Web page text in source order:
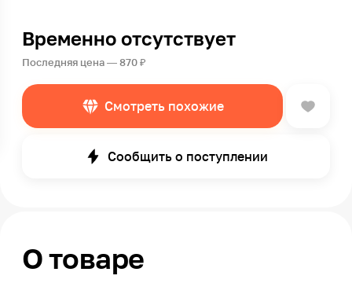
Временно отсутствует
Последняя цена — 870 ₽
Смотреть похожие
Сообщить о поступлении
О товаре